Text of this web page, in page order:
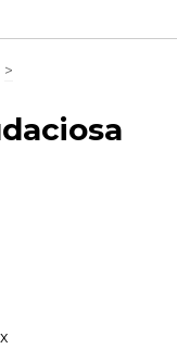
>